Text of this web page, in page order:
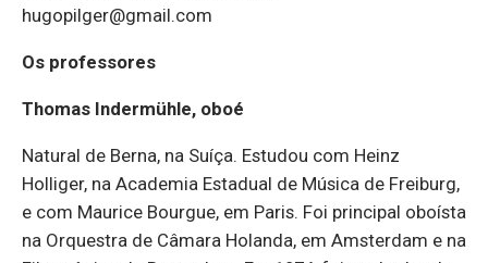
hugopilger@gmail.com
Os professores
Thomas Indermühle, oboé
Natural de Berna, na Suíça. Estudou com Heinz
Holliger, na Academia Estadual de Música de Freiburg,
e com Maurice Bourgue, em Paris. Foi principal oboísta
na Orquestra de Câmara Holanda, em Amsterdam e na